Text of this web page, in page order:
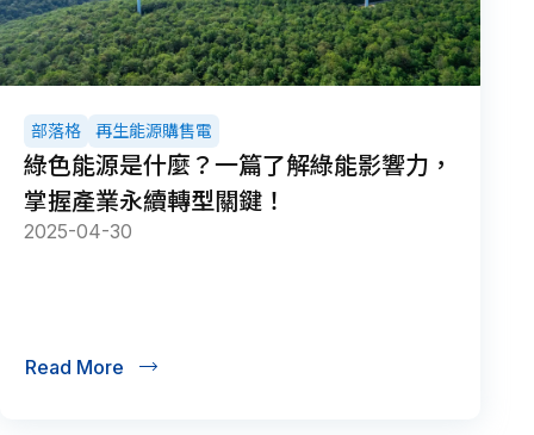
再生能源購售電
部落格
綠色能源是什麼？一篇了解綠能影響力，
掌握產業永續轉型關鍵！
2025-04-30
Read More